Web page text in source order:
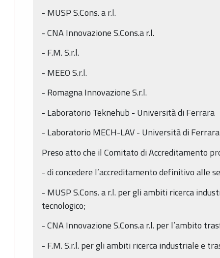
- MUSP S.Cons. a r.l.
- CNA Innovazione S.Cons.a r.l.
- F.M. S.r.l.
- MEEO S.r.l.
- Romagna Innovazione S.r.l.
- Laboratorio Teknehub - Università di Ferrara
- Laboratorio MECH-LAV - Università di Ferrara
Preso atto che il Comitato di Accreditamento
- di concedere l’accreditamento definitivo alle
- MUSP S.Cons. a r.l. per gli ambiti ricerca
tecnologico;
- CNA Innovazione S.Cons.a r.l. per l’ambito
- F.M. S.r.l. per gli ambiti ricerca industriale e